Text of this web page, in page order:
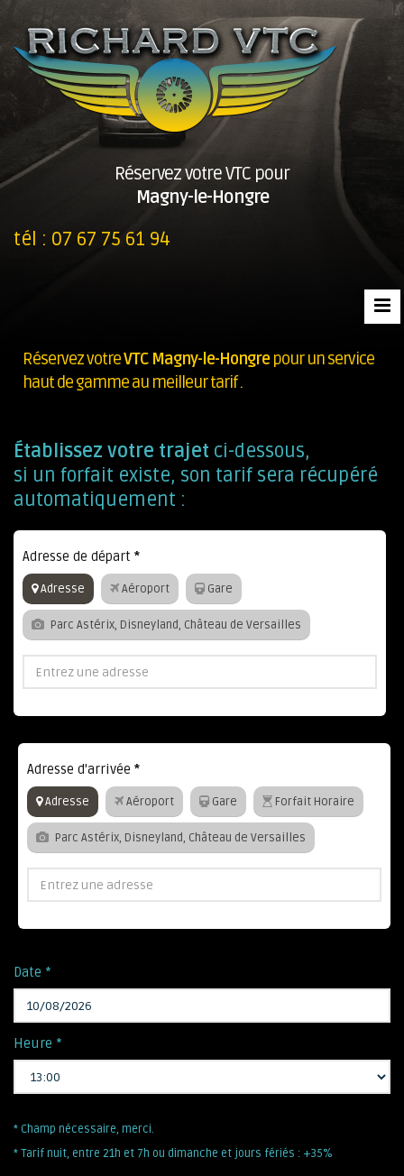
Réservez votre VTC pour
Magny-le-Hongre
tél : 07 67 75 61 94
Réservez votreVTC Magny-le-Hongrepour un service
haut de gamme au meilleur tarif .
Établissez votre trajet ci-dessous,
si un forfait existe, son tarif sera récupéré
automatiquement :
Adresse de départ *
Adresse Aéroport Gare
Parc Astérix, Disneyland, Château de Versailles
Adresse d'arrivée *
Adresse Aéroport Gare Forfait Horaire
Parc Astérix, Disneyland, Château de Versailles
Date *
Heure *
* Champ nécessaire, merci.
* Tarif nuit, entre 21h et 7h ou dimanche et jours fériés : +35%